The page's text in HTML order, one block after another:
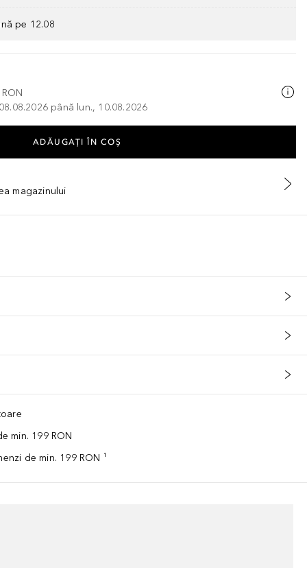
pe 12.08
până lun., 10.08.2026
ADĂUGAȚI ÎN COŞ
magazinului
min. 199 RON
de min. 199 RON ¹